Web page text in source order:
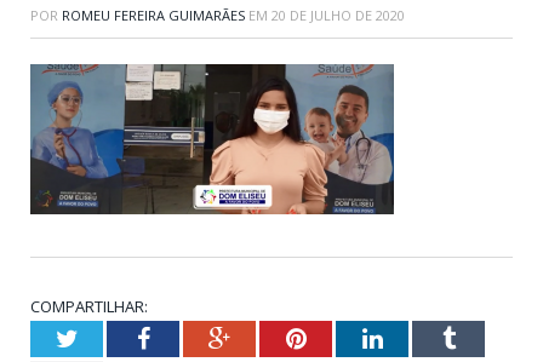
POR ROMEU FEREIRA GUIMARÃES EM 20 DE JULHO DE 2020
COMPARTILHAR:
TwitterFacebookGoogle+PinterestLinkedInTumblr